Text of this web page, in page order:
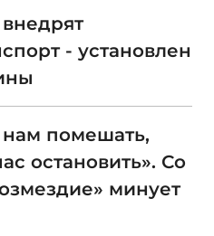
- установлен
помешать,
остановить». Со
минует